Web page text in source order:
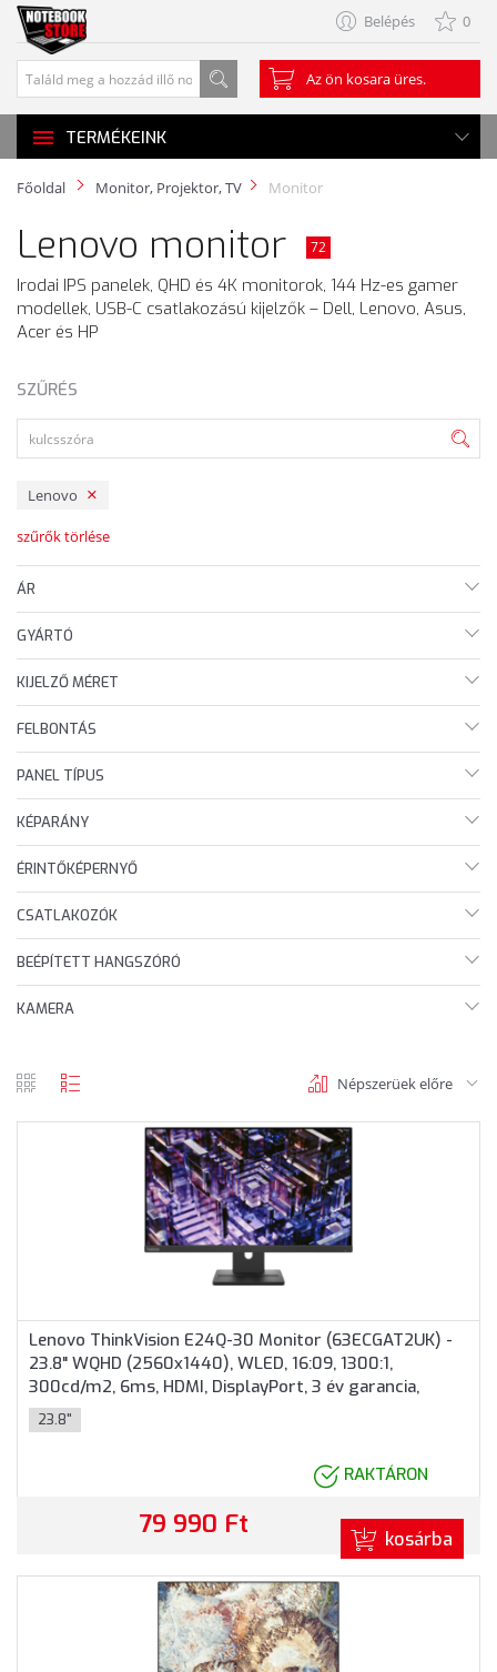
Belépés 0
Az ön kosara üres.
TERMÉKEINK
Főoldal Monitor, Projektor, TV Monitor
Lenovo monitor 72
Irodai IPS panelek, QHD és 4K monitorok, 144 Hz-es gamer
modellek, USB-C csatlakozású kijelzők – Dell, Lenovo, Asus,
Acer és HP
SZŰRÉS
Lenovo
szűrők törlése
ÁR
GYÁRTÓ
KIJELZŐ MÉRET
FELBONTÁS
PANEL TÍPUS
KÉPARÁNY
ÉRINTŐKÉPERNYŐ
CSATLAKOZÓK
BEÉPÍTETT HANGSZÓRÓ
KAMERA
Népszerüek előre
Lenovo ThinkVision E24Q-30 Monitor (63ECGAT2UK) -
23.8" WQHD (2560x1440), WLED, 16:09, 1300:1,
300cd/m2, 6ms, HDMI, DisplayPort, 3 év garancia,
Fekete színben
23.8"
RAKTÁRON
79 990 Ft kosárba